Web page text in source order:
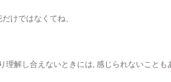
けではなくてね、
理解し合えないときには, 感じられないことも